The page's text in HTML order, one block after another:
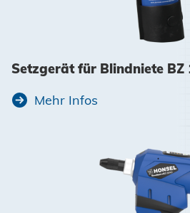
Setzgerät für Blindniete BZ
Mehr Infos